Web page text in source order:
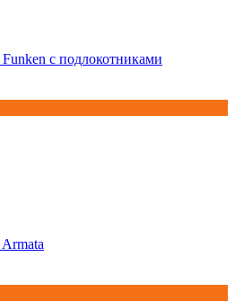
с подлокотниками